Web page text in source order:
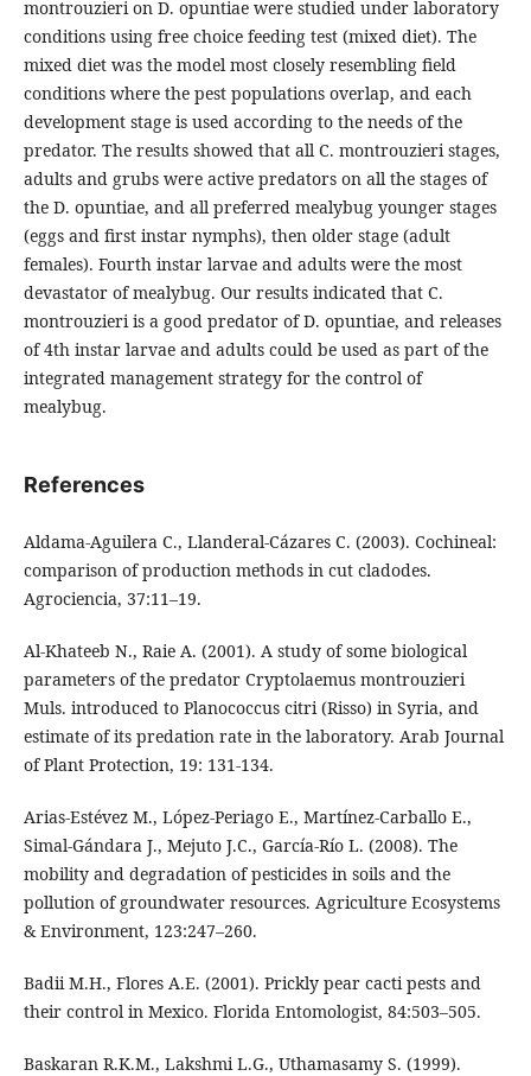
montrouzieri on D. opuntiae were studied under laboratory
conditions using free choice feeding test (mixed diet). The
mixed diet was the model most closely resembling ﬁeld
conditions where the pest populations overlap, and each
development stage is used according to the needs of the
predator. The results showed that all C. montrouzieri stages,
adults and grubs were active predators on all the stages of
the D. opuntiae, and all preferred mealybug younger stages
(eggs and first instar nymphs), then older stage (adult
females). Fourth instar larvae and adults were the most
devastator of mealybug. Our results indicated that C.
montrouzieri is a good predator of D. opuntiae, and releases
of 4th instar larvae and adults could be used as part of the
integrated management strategy for the control of
mealybug.
References
Aldama-Aguilera C., Llanderal-Cázares C. (2003). Cochineal:
comparison of production methods in cut cladodes.
Agrociencia, 37:11–19.
Al-Khateeb N., Raie A. (2001). A study of some biological
parameters of the predator Cryptolaemus montrouzieri
Muls. introduced to Planococcus citri (Risso) in Syria, and
estimate of its predation rate in the laboratory. Arab Journal
of Plant Protection, 19: 131-134.
Arias-Estévez M., López-Periago E., Martínez-Carballo E.,
Simal-Gándara J., Mejuto J.C., García-Río L. (2008). The
mobility and degradation of pesticides in soils and the
pollution of groundwater resources. Agriculture Ecosystems
& Environment, 123:247–260.
Badii M.H., Flores A.E. (2001). Prickly pear cacti pests and
their control in Mexico. Florida Entomologist, 84:503–505.
Baskaran R.K.M., Lakshmi L.G., Uthamasamy S. (1999).